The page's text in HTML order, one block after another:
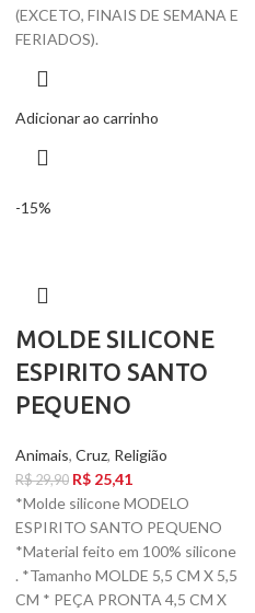
(EXCETO, FINAIS DE SEMANA E
FERIADOS).
Adicionar ao carrinho
-15%
MOLDE SILICONE
ESPIRITO SANTO
PEQUENO
Animais, Cruz, Religião
R$29,90 R$ 25,41
*Molde silicone MODELO
ESPIRITO SANTO PEQUENO
*Material feito em 100% silicone
. *Tamanho MOLDE 5,5 CM X 5,5
CM * PEÇA PRONTA 4,5 CM X